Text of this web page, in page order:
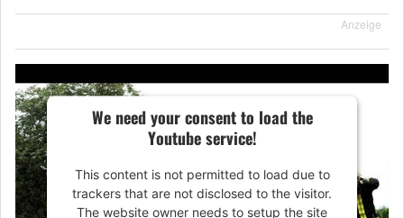
Anzeige
We need your consent to load the
Youtube service!
This content is not permitted to load due to
trackers that are not disclosed to the visitor.
The website owner needs to setup the site